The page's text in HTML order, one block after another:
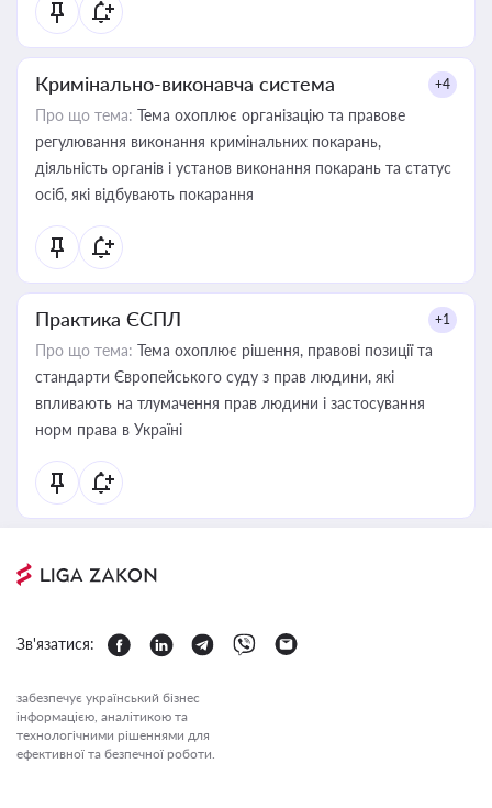
Кримінально-виконавча система +4
Про що тема: Тема охоплює організацію та правове
регулювання виконання кримінальних покарань,
діяльність органів і установ виконання покарань та статус
осіб, які відбувають покарання
Практика ЄСПЛ +1
Про що тема: Тема охоплює рішення, правові позиції та
стандарти Європейського суду з прав людини, які
впливають на тлумачення прав людини і застосування
норм права в Україні
Зв'язатися:
забезпечує український бізнес
інформацією, аналітикою та
технологічними рішеннями для
ефективної та безпечної роботи.